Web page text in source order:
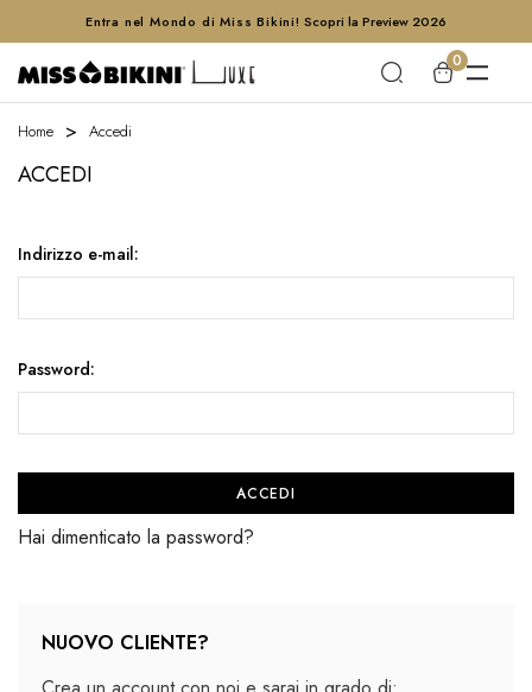
Entra nel Mondo di Miss Bikini! Scopri la Preview 2026
0
Home Accedi
ACCEDI
Indirizzo e-mail:
Password:
Hai dimenticato la password?
NUOVO CLIENTE?